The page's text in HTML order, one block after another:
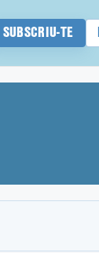
SUBSCRIU-TE